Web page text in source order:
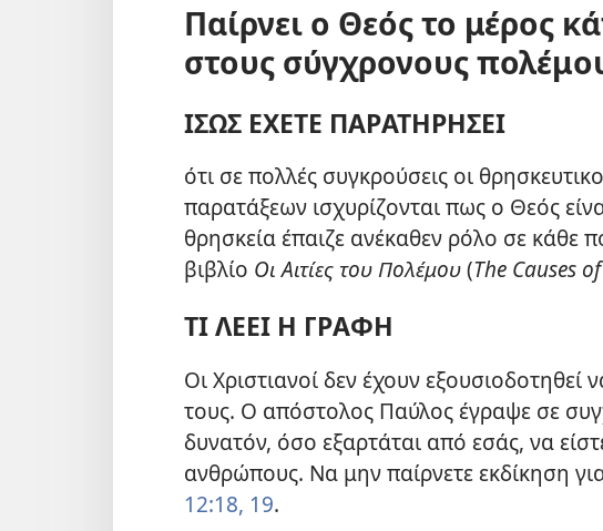
Παίρνει ο Θεός το μέρος
στους σύγχρονους
ΙΣΩΣ ΕΧΕΤΕ ΠΑΡΑΤΗΡΗΣΕΙ
ότι σε πολλές συγκρούσεις οι
παρατάξεων ισχυρίζονται πως ο Θεός
θρησκεία έπαιζε ανέκαθεν ρόλο σε κάθε
βιβλίο Οι Αιτίες του Πολέμου(The Causes
ΤΙ ΛΕΕΙ Η ΓΡΑΦΗ
Οι Χριστιανοί δεν έχουν
τους. Ο απόστολος Παύλος έγραψε σε
δυνατόν, όσο εξαρτάται από εσάς, να
ανθρώπους. Να μην παίρνετε εκδίκηση
12:18, 19.